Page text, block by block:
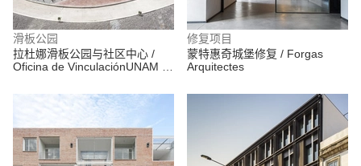
滑板公园
拉杜娜滑板公园与社区中心 /
Oficina de VinculaciónUNAM +
Elías Group
修复项目
蒙特惠奇城堡修复 / Forgas
Arquitectes